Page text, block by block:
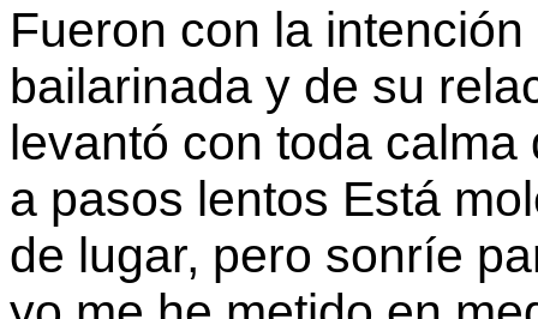
Fueron con la
bailarinada y de su
levantó con toda
a pasos lentos Está
de lugar, pero sonríe